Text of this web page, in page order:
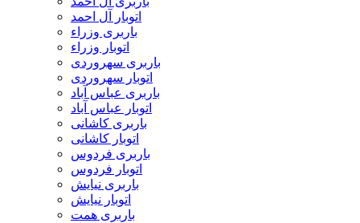
اتوبار آل احمد
باربری وزراء
اتوبار وزراء
باربری سهروردی
اتوبار سهروردی
باربری عباس آباد
اتوبار عباس آباد
باربری کاشانی
اتوبار کاشانی
باربری فردوس
اتوبار فردوس
باربری نیایش
اتوبار نیایش
باربری همت